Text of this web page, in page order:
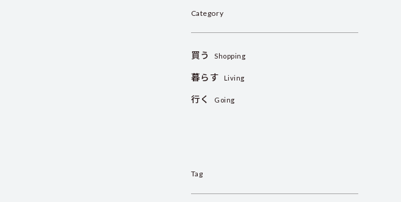
Category
買う Shopping
暮らす Living
行く Going
Tag